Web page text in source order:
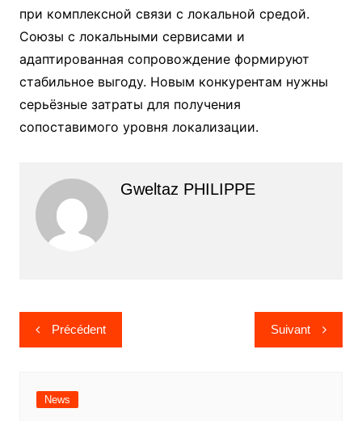
при комплексной связи с локальной средой.
Союзы с локальными сервисами и
адаптированная сопровождение формируют
стабильное выгоду. Новым конкурентам нужны
серьёзные затраты для получения
сопоставимого уровня локализации.
Gweltaz PHILIPPE
Navigation
de
Précédent Suivant
News